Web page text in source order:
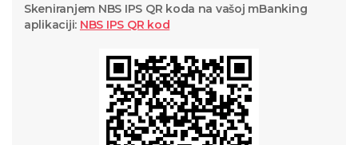
Skeniranjem NBS IPS QR koda na vašoj mBanking
aplikaciji: NBS IPS QR kod